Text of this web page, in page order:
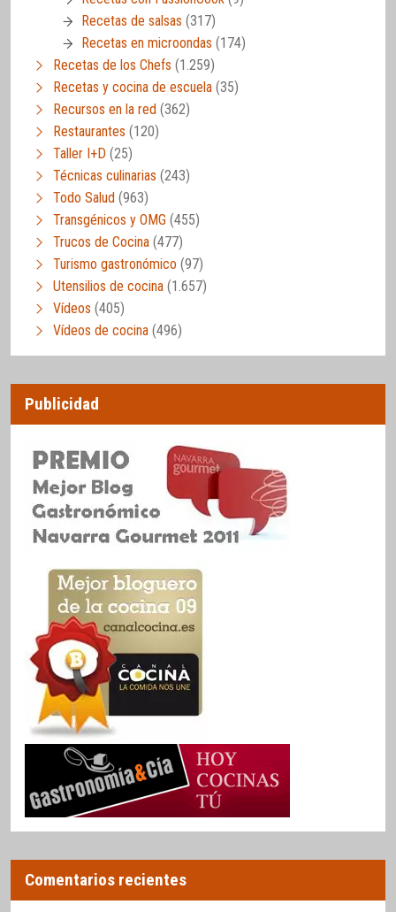
Recetas de salsas (317)
Recetas en microondas (174)
Recetas de los Chefs (1.259)
Recetas y cocina de escuela (35)
Recursos en la red (362)
Restaurantes (120)
Taller I+D (25)
Técnicas culinarias (243)
Todo Salud (963)
Transgénicos y OMG (455)
Trucos de Cocina (477)
Turismo gastronómico (97)
Utensilios de cocina (1.657)
Vídeos (405)
Vídeos de cocina (496)
Publicidad
Comentarios recientes